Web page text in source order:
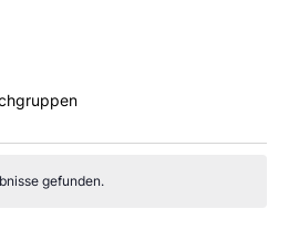
gefunden.